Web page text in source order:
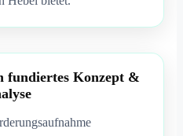
fundiertes Konzept &